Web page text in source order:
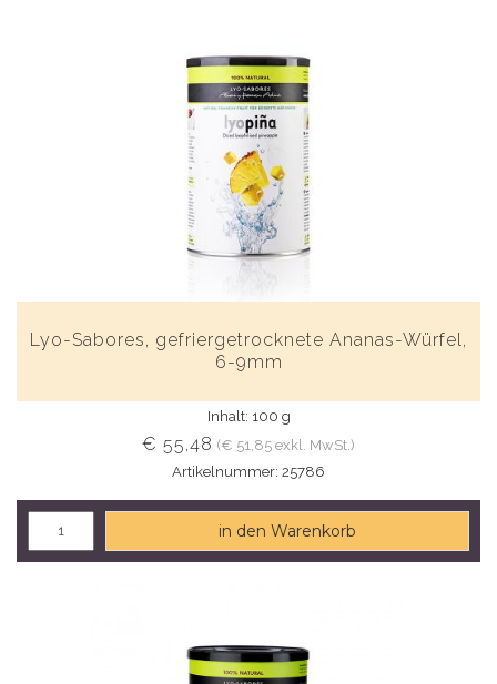
Lyo-Sabores, gefriergetrocknete Ananas-Würfel,
6-9mm
Inhalt: 100 g
€ 55,48 (€ 51,85 exkl. MwSt.)
Artikelnummer: 25786
in den Warenkorb